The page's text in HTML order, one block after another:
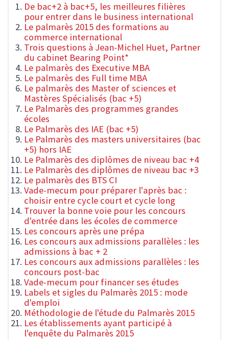
De bac+2 à bac+5, les meilleures filières
pour entrer dans le business international
Le palmarès 2015 des formations au
commerce international
Trois questions à Jean-Michel Huet, Partner
du cabinet Bearing Point*
Le palmarès des Executive MBA
Le palmarès des Full time MBA
Le palmarès des Master of sciences et
Mastères Spécialisés (bac +5)
Le Palmarès des programmes grandes
écoles
Le Palmarès des IAE (bac +5)
Le Palmarès des masters universitaires (bac
+5) hors IAE
Le Palmarès des diplômes de niveau bac +4
Le Palmarès des diplômes de niveau bac +3
Le palmarès des BTS CI
Vade-mecum pour préparer l'après bac :
choisir entre cycle court et cycle long
Trouver la bonne voie pour les concours
d'entrée dans les écoles de commerce
Les concours après une prépa
Les concours aux admissions parallèles : les
admissions à bac + 2
Les concours aux admissions parallèles : les
concours post-bac
Vade-mecum pour financer ses études
Labels et sigles du Palmarès 2015 : mode
d'emploi
Méthodologie de l'étude du Palmarès 2015
Les établissements ayant participé à
l'enquête du Palmarès 2015